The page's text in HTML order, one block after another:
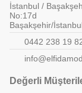
İstanbul /
No:17d
Başakşehir/İstanbul
0442 238 19
Değerli